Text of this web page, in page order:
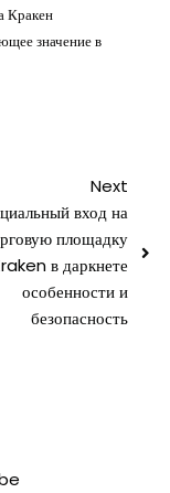
Кракен
значение в
Next
вход на
площадку
в даркнете
особенности и
безопасность